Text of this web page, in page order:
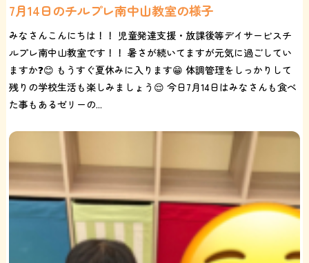
7月14日のチルプレ南中山教室の様子
みなさんこんにちは！！ 児童発達支援・放課後等デイサービスチ
ルプレ南中山教室です！！ 暑さが続いてますが元気に過ごしてい
ますか❓😊 もうすぐ夏休みに入ります😁 体調管理をしっかりして
残りの学校生活も楽しみましょう😌 今日7月14日はみなさんも食べ
た事もあるゼリーの...